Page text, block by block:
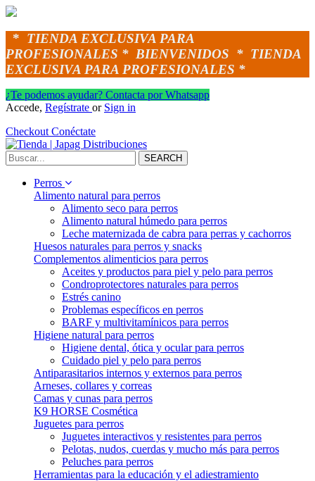
* TIENDA EXCLUSIVA PARA
PROFESIONALES * BIENVENIDOS * TIENDA
EXCLUSIVA PARA PROFESIONALES *
¿Te podemos ayudar? Contacta por Whatsapp
Accede, Regístrate or Sign in
Checkout Conéctate
SEARCH
Perros
Alimento natural para perros
Alimento seco para perros
Alimento natural húmedo para perros
Leche maternizada de cabra para perras y cachorros
Huesos naturales para perros y snacks
Complementos alimenticios para perros
Aceites y productos para piel y pelo para perros
Condroprotectores naturales para perros
Estrés canino
Problemas específicos en perros
BARF y multivitamínicos para perros
Higiene natural para perros
Higiene dental, ótica y ocular para perros
Cuidado piel y pelo para perros
Antiparasitarios internos y externos para perros
Arneses, collares y correas
Camas y cunas para perros
K9 HORSE Cosmética
Juguetes para perros
Juguetes interactivos y resistentes para perros
Pelotas, nudos, cuerdas y mucho más para perros
Peluches para perros
Herramientas para la educación y el adiestramiento